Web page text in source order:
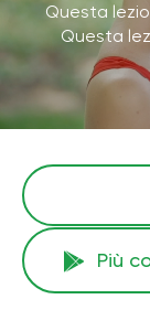
Questa
Questa
Più